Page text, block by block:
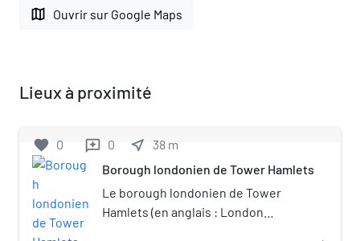
map Ouvrir sur Google Maps
Lieux à proximité
favorite 0 reviews 0 near_me 38 m
Borough londonien de Tower Hamlets
Le borough londonien de Tower
Hamlets (en anglais : London